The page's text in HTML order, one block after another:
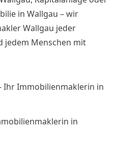
Wallgau
Kapitalanlage oder